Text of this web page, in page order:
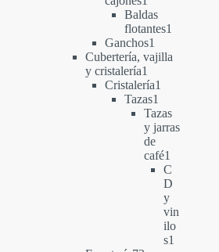
producto
Baldas
flotantes1
Ganchos1
producto
Cubertería, vajilla
y cristalería1
producto
Cristalería1
Tazas1
producto
Tazas
y jarras
de
café1
producto
C
D
y
vin
ilo
s1